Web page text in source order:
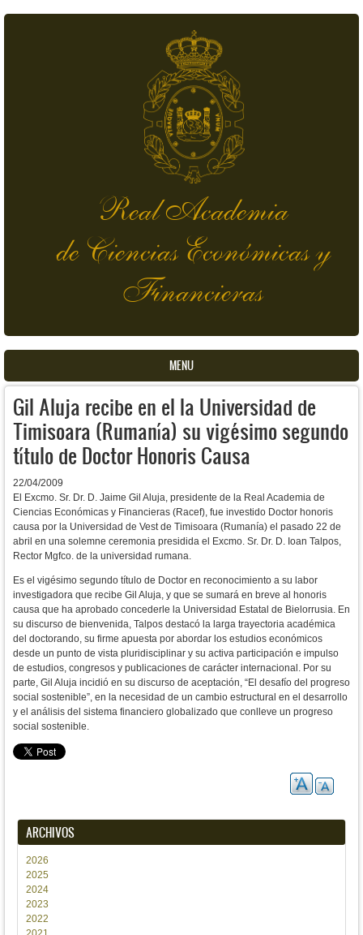
Real Academia
de Ciencias Económicas y
Financieras
MENU
Gil Aluja recibe en el la Universidad de
Timisoara (Rumanía) su vigésimo segundo
título de Doctor Honoris Causa
22/04/2009
El Excmo. Sr. Dr. D. Jaime Gil Aluja, presidente de la Real Academia de
Ciencias Económicas y Financieras (Racef), fue investido Doctor honoris
causa por la Universidad de Vest de Timisoara (Rumanía) el pasado 22 de
abril en una solemne ceremonia presidida el Excmo. Sr. Dr. D. Ioan Talpos,
Rector Mgfco. de la universidad rumana.
Es el vigésimo segundo título de Doctor en reconocimiento a su labor
investigadora que recibe Gil Aluja, y que se sumará en breve al honoris
causa que ha aprobado concederle la Universidad Estatal de Bielorrusia. En
su discurso de bienvenida, Talpos destacó la larga trayectoria académica
del doctorando, su firme apuesta por abordar los estudios económicos
desde un punto de vista pluridisciplinar y su activa participación e impulso
de estudios, congresos y publicaciones de carácter internacional. Por su
parte, Gil Aluja incidió en su discurso de aceptación, “El desafío del progreso
social sostenible”, en la necesidad de un cambio estructural en el desarrollo
y el análisis del sistema financiero globalizado que conlleve un progreso
social sostenible.
ARCHIVOS
2026
2025
2024
2023
2022